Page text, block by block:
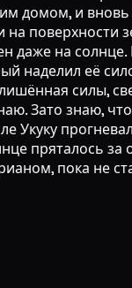
домом, и
на солнце.
наделил её
силы,
Зато знаю,
Укуку
пряталось
пока не